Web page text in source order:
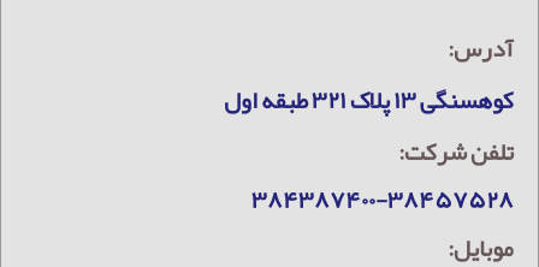
آدرس:
کوهسنگی ۱۳ پلاک ۳۲۱ طبقه اول
تلفن شرکت:
۳۸۴۳۸۷۴۰۰-۳۸۴۵۷۵۲۸
موبایل: